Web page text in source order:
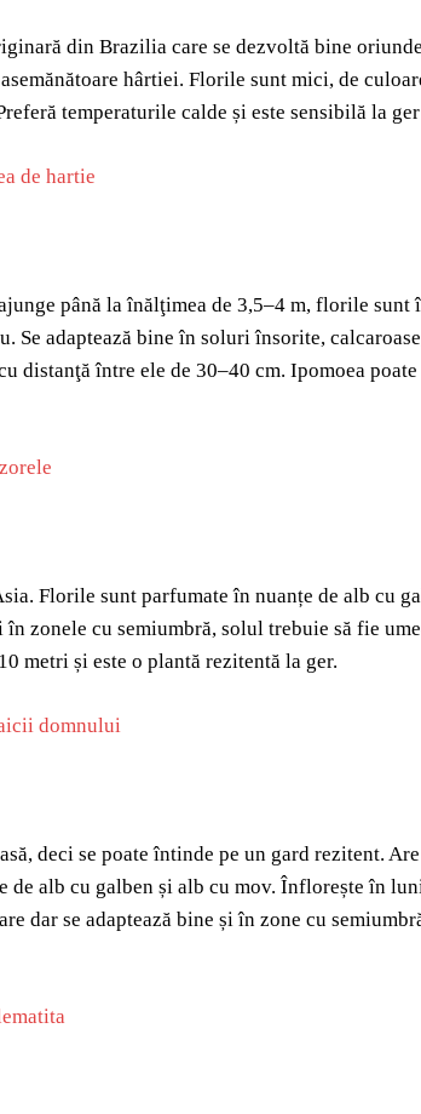
din Brazilia care se dezvoltă bine
hârtiei. Florile sunt mici, de
temperaturile calde și este sensibilă la
până la înălţimea de 3,5–4 m, florile sunt
Se adaptează bine în soluri însorite,
distanţă între ele de 30–40 cm. Ipomoea
Florile sunt parfumate în nuanțe de alb cu
zonele cu semiumbră, solul trebuie să fie
metri și este o plantă rezitentă la ger.
deci se poate întinde pe un gard rezitent.
de alb cu galben și alb cu mov. Înflorește în
dar se adaptează bine și în zone cu